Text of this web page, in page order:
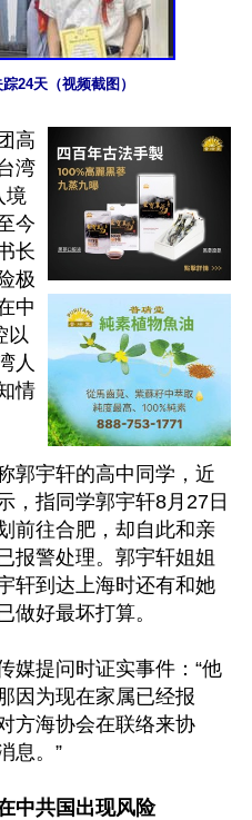
24天（视频截图）
高
湾
境
今
长
极
中
以
人
情
郭宇轩的高中同学，近
，指同学郭宇轩8月27日
前往合肥，却自此和亲
报警处理。郭宇轩姐姐
轩到达上海时还有和她
做好最坏打算。
媒提问时证实事件：“他
因为现在家属已经报
方海协会在联络来协
息。”
中共国出现风险